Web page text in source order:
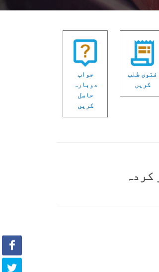
فتوی طلب
کریں
جواب
دوبارہ
حاصل
کریں
کردہ